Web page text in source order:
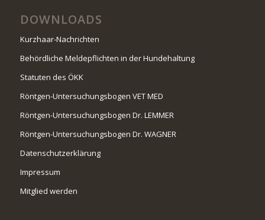
DOWNLOADS
Kurzhaar-Nachrichten
Behördliche Meldepflichten in der Hundehaltung
Statuten des ÖKK
Röntgen-Untersuchungsbogen VET MED
Röntgen-Untersuchungsbogen Dr. LEMMER
Röntgen-Untersuchungsbogen Dr. WAGNER
Datenschutzerklärung
Impressum
Mitglied werden